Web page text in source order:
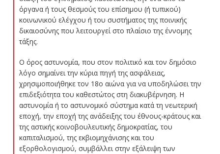
όργανα ή τους θεσμούς του επίσημου (ή τυπικού)
κοινωνικού ελέγχου ή του συστήματος της ποινικής
δικαιοσύνης που λειτουργεί στο πλαίσιο της έννομης
τάξης.
Ο όρος αστυνομία, που στον πολιτικό και τον δημόσιο
λόγο σημαίνει την κύρια πηγή της ασφάλειας,
χρησιμοποιήθηκε τον 18ο αιώνα για να υποδηλώσει την
επιδεξιότητα του καθεστώτος στη διακυβέρνηση. Η
αστυνομία ή το αστυνομικό σύστημα κατά τη νεωτερική
εποχή, την εποχή της ανάδειξης του έθνους-κράτους και
της αστικής κοινοβουλευτικής δημοκρατίας, του
καπιταλισμού, της εκβιομηχάνισης και του
εξορθολογισμού, συμβάλλει στην εξάλειψη των